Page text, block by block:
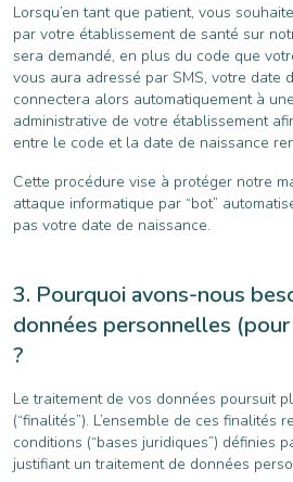
Lorsqu’en tant que patient, vous
par votre établissement de santé sur
sera demandé, en plus du code que
vous aura adressé par SMS, votre date
connectera alors automatiquement à
administrative de votre établissement
entre le code et la date de naissance
Cette procédure vise à protéger notre
attaque informatique par “bot”
pas votre date de naissance.
Pourquoi avons-nous
données personnelles
?
Le traitement de vos données poursuit
(“finalités”). L’ensemble de ces finalités
conditions (“bases juridiques”) définies
justifiant un traitement de données